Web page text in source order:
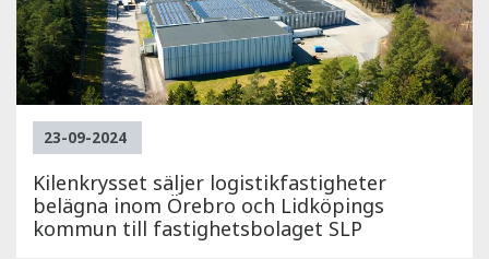
23-09-2024
Kilenkrysset säljer logistikfastigheter
belägna inom Örebro och Lidköpings
kommun till fastighetsbolaget SLP